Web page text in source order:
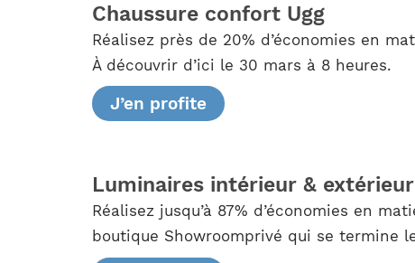
Chaussure confort Ugg
Réalisez près de 20% d’économies en
À découvrir d’ici le 30 mars à 8 heures.
J’en profite
Luminaires intérieur &
Réalisez jusqu’à 87% d’économies en
boutique Showroomprivé qui se termine